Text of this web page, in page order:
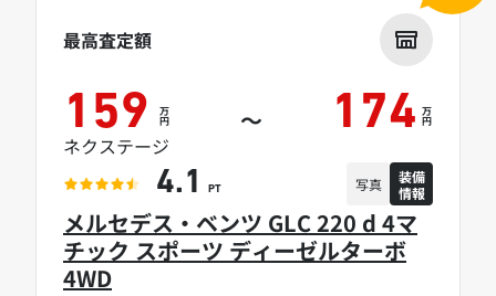
メルセデス・ベンツ GLC 220 d 4マ
チック スポーツ ディーゼルターボ
4WD
最高査定額
159 万
円 ～ 174 万
円
ネクステージ
4.1 PT 写真
装備
情報